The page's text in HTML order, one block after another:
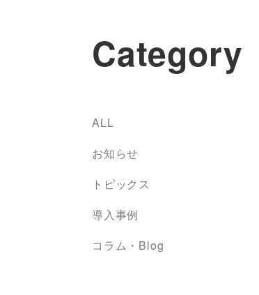
Category
ALL
お知らせ
トピックス
導入事例
コラム・Blog